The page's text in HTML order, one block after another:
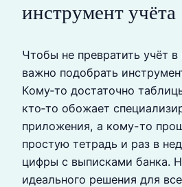
инструмент учёта
Чтобы не превратить учёт в
важно подобрать
Кому‑то достаточно
кто‑то обожает
приложения, а кому-то
простую тетрадь и раз в
цифры с выписками банка.
идеального решения для